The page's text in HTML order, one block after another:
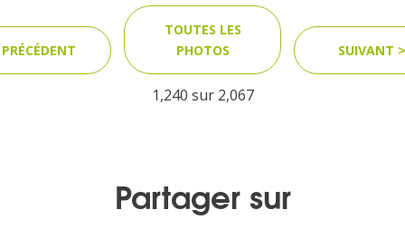
TOUTES LES
PHOTOS
SUIVANT
1,240 sur 2,067
Partager sur